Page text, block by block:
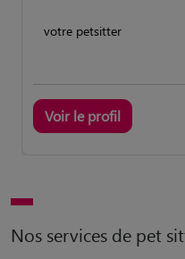
votre petsitter
Voir le profil
Nos services de pet